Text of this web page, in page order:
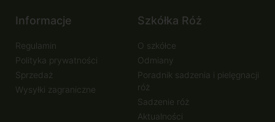
Informacje
Regulamin
Polityka prywatności
Sprzedaż
Wysyłki zagraniczne
Szkółka Róż
O szkółce
Odmiany
Poradnik sadzenia i pielęgnacji
róż
Sadzenie róż
Aktualności